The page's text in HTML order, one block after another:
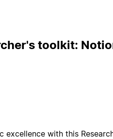
toolkit:
excellence with this